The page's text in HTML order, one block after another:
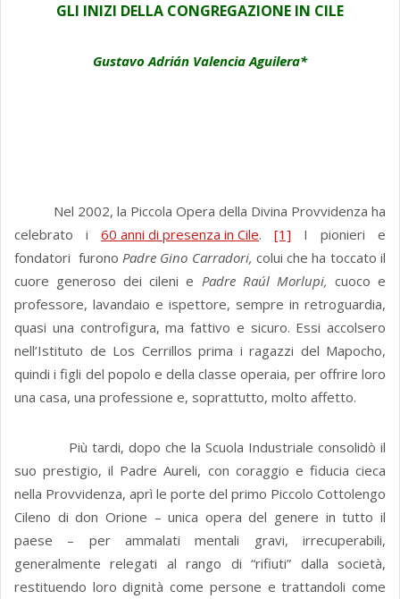
GLI INIZI DELLA CONGREGAZIONE IN CILE
Gustavo Adrián Valencia Aguilera*
Nel 2002, la Piccola Opera della Divina Provvidenza ha
celebrato i 60 anni di presenza in Cile. [1] I pionieri e
fondatori furono Padre Gino Carradori, colui che ha toccato il
cuore generoso dei cileni e Padre Raúl Morlupi, cuoco e
professore, lavandaio e ispettore, sempre in retroguardia,
quasi una controfigura, ma fattivo e sicuro. Essi accolsero
nell’Istituto de Los Cerrillos prima i ragazzi del Mapocho,
quindi i figli del popolo e della classe operaia, per offrire loro
una casa, una professione e, soprattutto, molto affetto.
Più tardi, dopo che la Scuola Industriale consolidò il
suo prestigio, il Padre Aureli, con coraggio e fiducia cieca
nella Provvidenza, aprì le porte del primo Piccolo Cottolengo
Cileno di don Orione – unica opera del genere in tutto il
paese – per ammalati mentali gravi, irrecuperabili,
generalmente relegati al rango di “rifiuti” dalla società,
restituendo loro dignità come persone e trattandoli come